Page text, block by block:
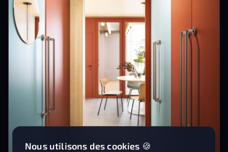
Nous utilisons des cookies 🍪